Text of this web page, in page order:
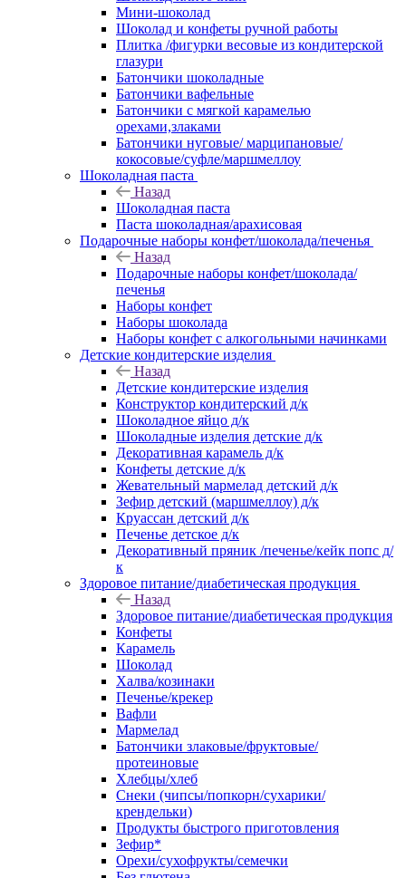
Мини-шоколад
Шоколад и конфеты ручной работы
Плитка /фигурки весовые из кондитерской
глазури
Батончики шоколадные
Батончики вафельные
Батончики с мягкой карамелью
орехами,злаками
Батончики нуговые/ марципановые/
кокосовые/суфле/маршмеллоу
Шоколадная паста
Назад
Шоколадная паста
Паста шоколадная/арахисовая
Подарочные наборы конфет/шоколада/печенья
Назад
Подарочные наборы конфет/шоколада/
печенья
Наборы конфет
Наборы шоколада
Наборы конфет с алкогольными начинками
Детские кондитерские изделия
Назад
Детские кондитерские изделия
Конструктор кондитерский д/к
Шоколадное яйцо д/к
Шоколадные изделия детские д/к
Декоративная карамель д/к
Конфеты детские д/к
Жевательный мармелад детский д/к
Зефир детский (маршмеллоу) д/к
Круассан детский д/к
Печенье детское д/к
Декоративный пряник /печенье/кейк попс д/
к
Здоровое питание/диабетическая продукция
Назад
Здоровое питание/диабетическая продукция
Конфеты
Карамель
Шоколад
Халва/козинаки
Печенье/крекер
Вафли
Мармелад
Батончики злаковые/фруктовые/
протеиновые
Хлебцы/хлеб
Снеки (чипсы/попкорн/сухарики/
крендельки)
Продукты быстрого приготовления
Зефир*
Орехи/сухофрукты/семечки